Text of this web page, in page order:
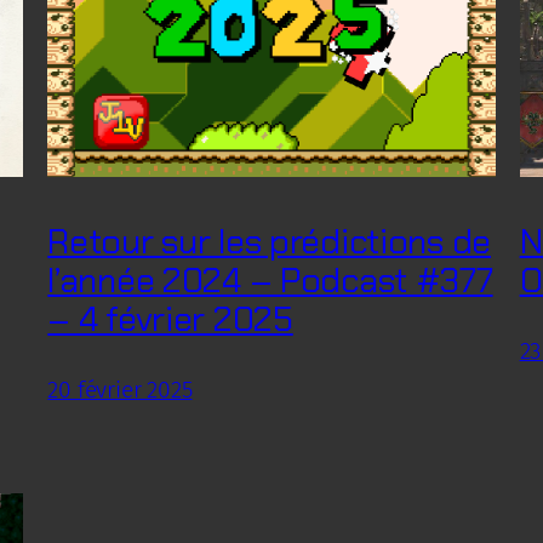
Retour sur les prédictions de
l’année 2024 – Podcast #377
– 4 février 2025
20 février 2025